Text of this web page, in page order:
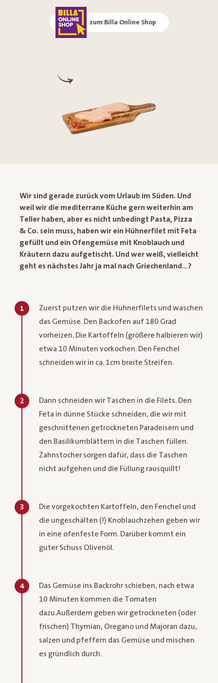
zum Billa Online Shop
Wir sind gerade zurück vom Urlaub im Süden. Und
weil wir die mediterrane Küche gern weiterhin am
Teller haben, aber es nicht unbedingt Pasta, Pizza
& Co. sein muss, haben wir ein Hühnerfilet mit Feta
gefüllt und ein Ofengemüse mit Knoblauch und
Kräutern dazu aufgetischt. Und wer weiß, vielleicht
geht es nächstes Jahr ja mal nach Griechenland…?
1
Zuerst putzen wir die Hühnerfilets und waschen
das Gemüse. Den Backofen auf 180 Grad
vorheizen. Die Kartoffeln (größere halbieren wir)
etwa 10 Minuten vorkochen. Den Fenchel
schneiden wir in ca. 1cm breite Streifen.
2
Dann schneiden wir Taschen in die Filets. Den
Feta in dünne Stücke schneiden, die wir mit
geschnittenen getrockneten Paradeisern und
den Basilikumblättern in die Taschen füllen.
Zahnstocher sorgen dafür, dass die Taschen
nicht aufgehen und die Füllung rausquillt!
3
Die vorgekochten Kartoffeln, den Fenchel und
die ungeschälten (!) Knoblauchzehen geben wir
in eine ofenfeste Form. Darüber kommt ein
guter Schuss Olivenöl.
4
Das Gemüse ins Backrohr schieben, nach etwa
10 Minuten kommen die Tomaten
dazu.Außerdem geben wir getrockneten (oder
frischen) Thymian, Oregano und Majoran dazu,
salzen und pfeffern das Gemüse und mischen
es gründlich durch.